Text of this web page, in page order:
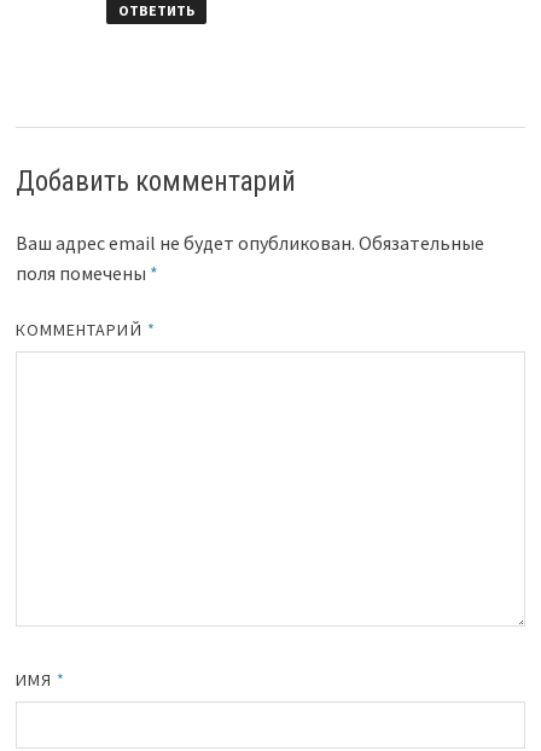
ОТВЕТИТЬ
Добавить комментарий
Ваш адрес email не будет опубликован. Обязательные
поля помечены *
КОММЕНТАРИЙ *
ИМЯ *